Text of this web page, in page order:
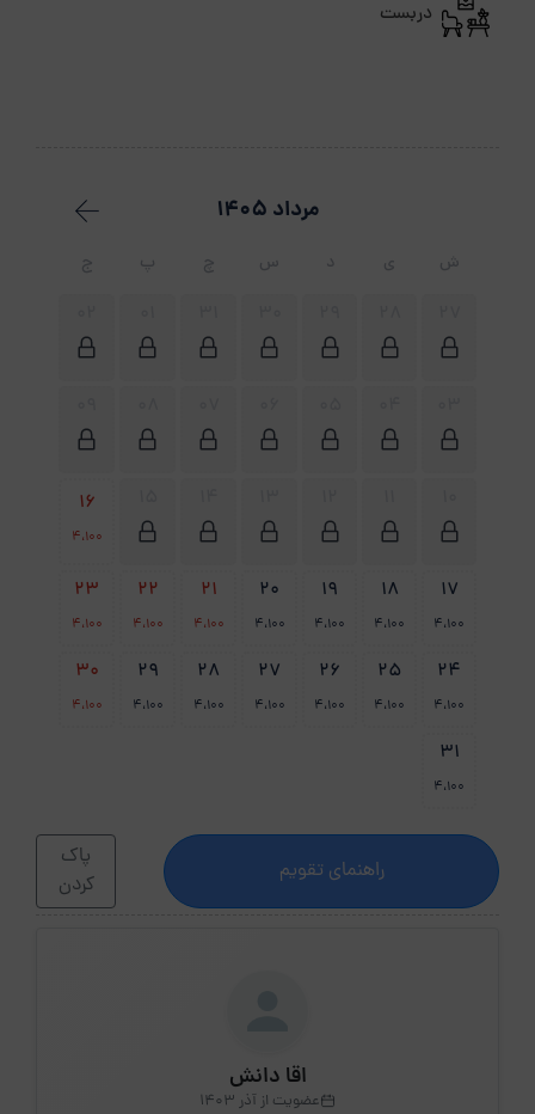
دربست
مرداد 1405
ش ی د س چ پ ج
16
4،100
17
4،100
18
4،100
19
4،100
20
4،100
21
4،100
22
4،100
23
4،100
24
4،100
25
4،100
26
4،100
27
4،100
28
4،100
29
4،100
30
4،100
31
4،100
راهنمای تقویم
پاک
کردن
اقا دانش
عضویت از آذر 1403